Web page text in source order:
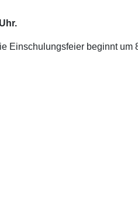
Einschulungsfeier beginnt um